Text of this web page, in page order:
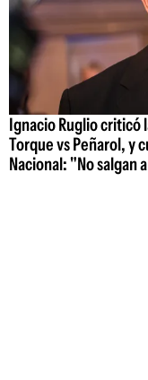
Ignacio Ruglio criticó
Torque vs Peñarol, y
Nacional: "No salgan